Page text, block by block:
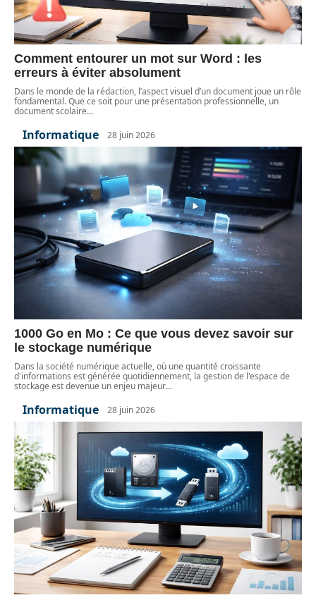
Comment entourer un mot sur Word : les
erreurs à éviter absolument
Dans le monde de la rédaction, l’aspect visuel d’un document joue un rôle
fondamental. Que ce soit pour une présentation professionnelle, un
document scolaire…
Informatique 28 juin 2026
1000 Go en Mo : Ce que vous devez savoir sur
le stockage numérique
Dans la société numérique actuelle, où une quantité croissante
d'informations est générée quotidiennement, la gestion de l'espace de
stockage est devenue un enjeu majeur…
Informatique 28 juin 2026